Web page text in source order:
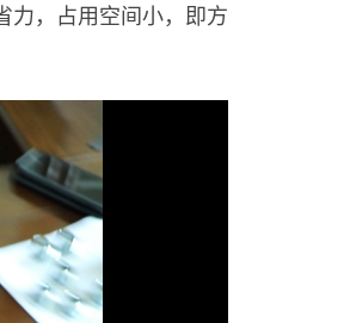
力，占用空间小，即方